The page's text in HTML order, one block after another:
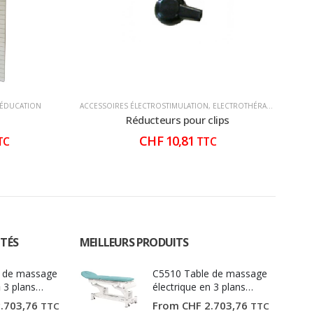
ACCESSOIRES ÉLECTROSTIMULATION, ELECTROTHÉRAPIE
Réducteurs pour clips
CHF10,81 TTC
massage
plans
TTC
MEILLEURS PRODUITS
C5510 Table de massage
électrique en 3 plans
Ecopostural
From CHF 2.703,76 TTC